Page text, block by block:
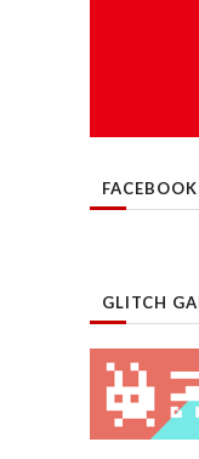
FACEBOOK
GLITCH